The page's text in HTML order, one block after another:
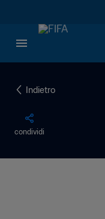
Indietro
condividi